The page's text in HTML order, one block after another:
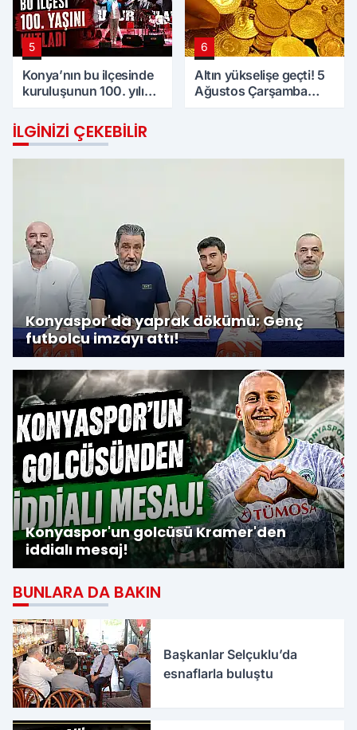
5
Konya’nın bu ilçesinde
kuruluşunun 100. yılı
6
Altın yükselişe geçti! 5
Ağustos Çarşamba
İLGINIZI ÇEKEBILIR
Konyaspor'da yaprak dökümü: Genç
futbolcu imzayı attı!
Konyaspor'un golcüsü Kramer'den
iddialı mesaj!
BUNLARA DA BAKIN
Başkanlar Selçuklu’da
esnaflarla buluştu